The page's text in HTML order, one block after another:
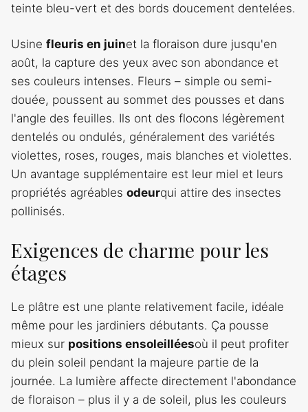
teinte bleu-vert et des bords doucement dentelées.
Usine fleuris en juinet la floraison dure jusqu'en
août, la capture des yeux avec son abondance et
ses couleurs intenses. Fleurs – simple ou semi-
douée, poussent au sommet des pousses et dans
l'angle des feuilles. Ils ont des flocons légèrement
dentelés ou ondulés, généralement des variétés
violettes, roses, rouges, mais blanches et violettes.
Un avantage supplémentaire est leur miel et leurs
propriétés agréables odeurqui attire des insectes
pollinisés.
Exigences de charme pour les
étages
Le plâtre est une plante relativement facile, idéale
même pour les jardiniers débutants. Ça pousse
mieux sur positions ensoleilléesoù il peut profiter
du plein soleil pendant la majeure partie de la
journée. La lumière affecte directement l'abondance
de floraison – plus il y a de soleil, plus les couleurs